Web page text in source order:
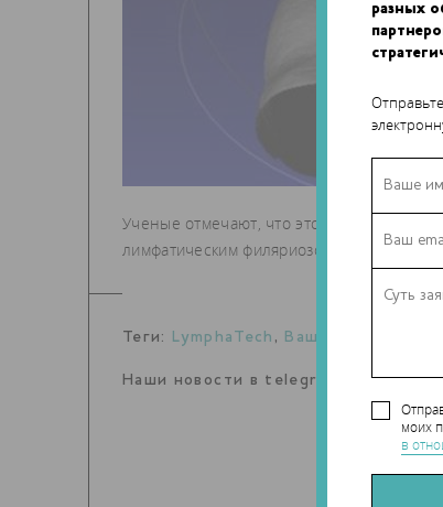
разных
моих
в
Ученые отмечают, что это первый
лимфатическим филяриозом.
Теги: LymphaTech , Вашингтонский
Наши новости в telegram канале: